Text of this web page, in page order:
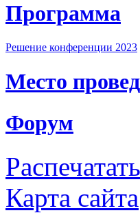
Программа
Решение конференции 2023
Место
Форум
Карта сайта